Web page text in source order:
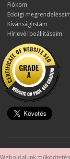
Fiókom
Eddigi
Kívánságlistám
Hírlevél beállításaim
Weboldalunk